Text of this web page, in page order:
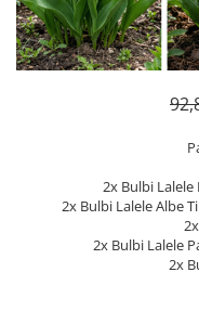
Arbusti
Catina
Coacaz
2x Bulbi Lalele
2x Bulbi Lalele Albe
2x Bulbi Lalele
2x